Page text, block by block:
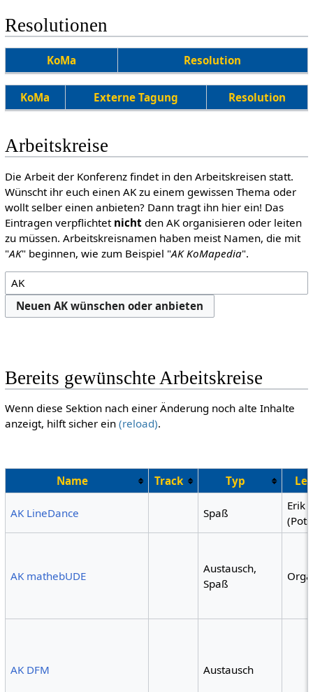
Resolutionen
KoMa Resolution
KoMa Externe Tagung Resolution
Arbeitskreise
Die Arbeit der Konferenz findet in den Arbeitskreisen statt.
Wünscht ihr euch einen AK zu einem gewissen Thema oder
wollt selber einen anbieten? Dann tragt ihn hier ein! Das
Eintragen verpflichtet nichtden AK organisieren oder leiten
zu müssen. Arbeitskreisnamen haben meist Namen, die mit
"AK" beginnen, wie zum Beispiel "AK KoMapedia".
Neuen AK wünschen oder anbieten
Bereits gewünschte Arbeitskreise
Wenn diese Sektion nach einer Änderung noch alte Inhalte
anzeigt, hilft sicher ein (reload).
Name Track Typ
AK LineDance Spaß
Erik
AK mathebUDE
Austausch,
Spaß
Orga
AK DFM Austausch